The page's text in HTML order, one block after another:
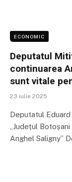
ECONOMIC
Deputatul
continuarea
sunt vitale
23 iulie 2025
Deputatul
„Județul
Anghel Saligny”